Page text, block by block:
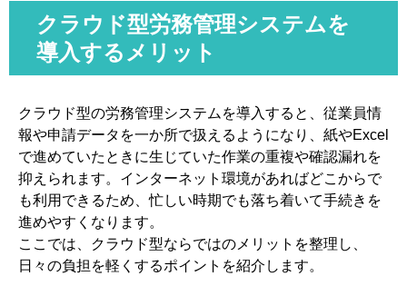
クラウド型労務管理システムを
導入するメリット
クラウド型の労務管理システムを導入すると、従業員情
報や申請データを一か所で扱えるようになり、紙やExcel
で進めていたときに生じていた作業の重複や確認漏れを
抑えられます。インターネット環境があればどこからで
も利用できるため、忙しい時期でも落ち着いて手続きを
進めやすくなります。
ここでは、クラウド型ならではのメリットを整理し、
日々の負担を軽くするポイントを紹介します。